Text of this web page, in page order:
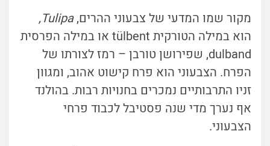
מקור שמו המדעי של צבעוני ההרים,Tulipa,
הוא במילה הטורקית tülbent או במילה הפרסית
dulband, שפירושן טורבן – רמז לצורתו של
הפרח. הצבעוני הוא פרח קישוט אהוב, ומגוון
זניו התרבותיים נמכרים בחנויות רבות. בהולנד
אף נערך מדי שנה פסטיבל לכבוד פרחי
הצבעוני.